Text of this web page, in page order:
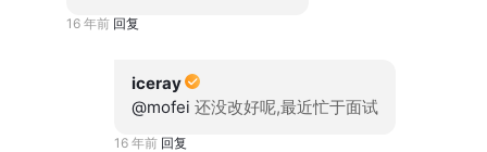
16 年前 回复
iceray
@mofei 还没改好呢,最近忙于面试
16 年前 回复